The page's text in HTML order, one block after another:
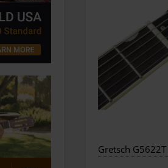
Gretsch